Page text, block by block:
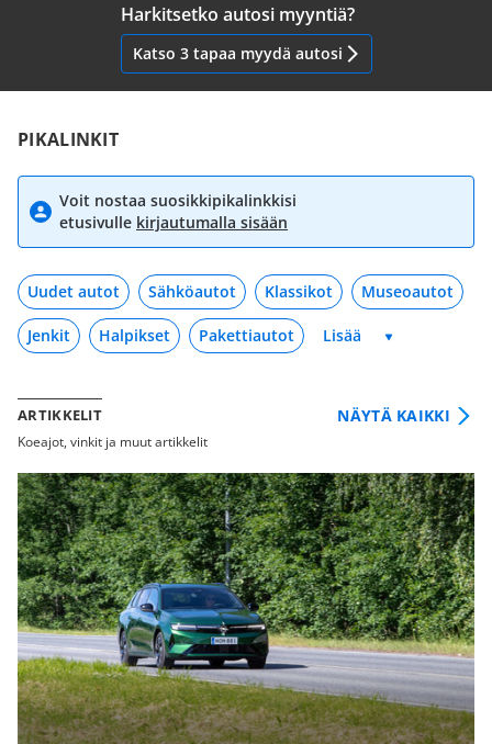
Harkitsetko autosi myyntiä?
Katso 3 tapaa myydä autosi
PIKALINKIT
Voit nostaa suosikkipikalinkkisi
etusivulle kirjautumalla sisään
Uudet autot Sähköautot Klassikot Museoautot
Jenkit Halpikset Pakettiautot
ARTIKKELIT NÄYTÄ KAIKKI
Koeajot, vinkit ja muut artikkelit